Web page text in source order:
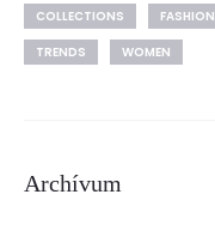
COLLECTIONS FASHION
TRENDS
WOMEN
Archívum